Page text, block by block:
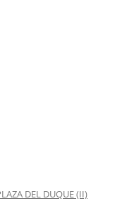
DEL DUQUE (II)